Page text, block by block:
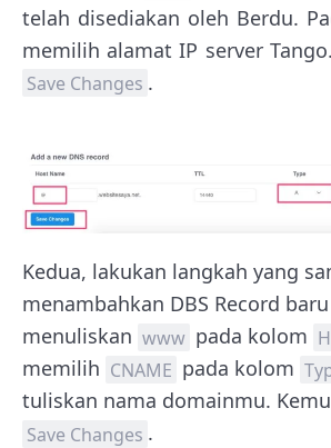
telah disediakan oleh Berdu.
memilih alamat IP server
Save Changes .
Kedua, lakukan langkah yang
menambahkan DBS Record
menuliskan www pada kolom
memilih CNAME pada kolom
tuliskan nama domainmu.
Save Changes .